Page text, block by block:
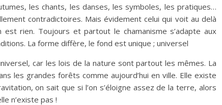
les chants, les danses, les symboles, les pratiques…
contradictoires. Mais évidement celui qui voit au delà
est rien. Toujours et partout le chamanisme s’adapte aux
La forme diffère, le fond est unique ; universel
car les lois de la nature sont partout les mêmes. La
les grandes forêts comme aujourd’hui en ville. Elle existe
on sait que si l’on s’éloigne assez de la terre, alors
n’existe pas !